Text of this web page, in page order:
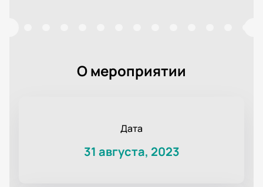
О мероприятии
Дата
31 августа, 2023